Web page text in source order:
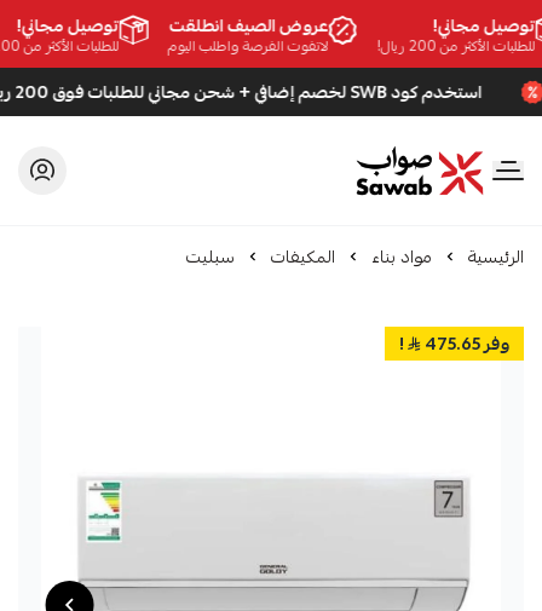
مجاني!
الأكثر من 200 ريال!
عروض الصيف انطلقت
لاتفوت الفرصة واطلب اليوم
توصيل مجاني!
للطلبات الأكثر من 200 ريال!
استخدم كود SWB لخصم إضافي + شحن مجاني للطلبات فوق 200 ريال
صواب
الرئيسية مواد بناء المكيفات سبليت
وفر 475.65 !